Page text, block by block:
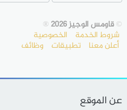
©قاومس الوجيز 2026 ®
شروط الخدمة الخصوصية
أعلن معنا تطبيقات وظائف
عن الموقع